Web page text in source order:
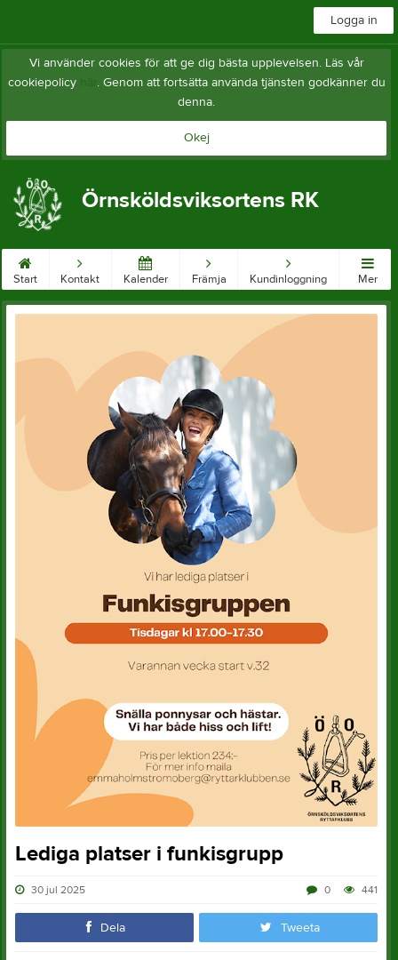
Logga in
Vi använder cookies för att ge dig bästa upplevelsen. Läs vår
cookiepolicy här. Genom att fortsätta använda tjänsten godkänner du
denna.
Okej
Örnsköldsviksortens RK
Start Kontakt Kalender Främja Kundinloggning Mer
Lediga platser i funkisgrupp
30 jul 2025 441
0
Dela Tweeta